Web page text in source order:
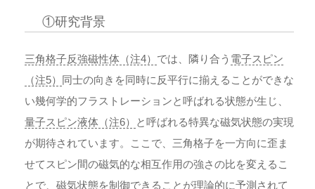
①研究背景
三角格子反強磁性体（注4） では、隣り合う 電子スピン
（注5） 同士の向きを同時に反平行に揃えることができな
い幾何学的フラストレーションと呼ばれる状態が生じ、
量子スピン液体（注6）
と呼ばれる特異な磁気状態の実現
が期待されています。ここで、三角格子を一方向に歪ま
せてスピン間の磁気的な相互作用の強さの比を変えるこ
とで、磁気状態を制御できることが理論的に予測されて